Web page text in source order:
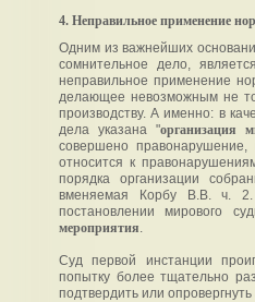
4. Неправильное применение
Одним из важнейших
сомнительное дело,
неправильное применение
делающее невозможным не
производству. А именно: в
дела указана "организация
совершено
относится к
порядка организации
вменяемая Корбу В.В. ч. 2.
постановлении мирового
мероприятия.
Суд первой инстанции
попытку более тщательно
подтвердить или